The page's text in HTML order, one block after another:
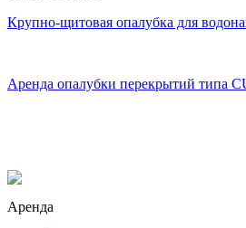
Крупно-щитовая опалубка для
Аренда опалубки перекрытий типа
Аренда